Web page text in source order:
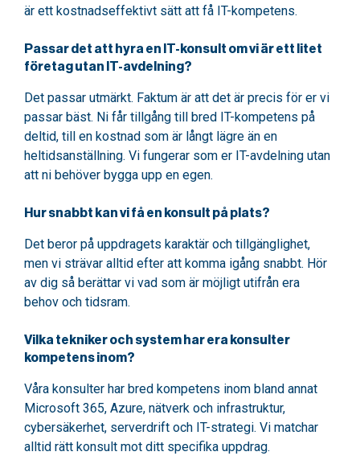
är ett kostnadseffektivt sätt att få IT-kompetens.
Passar det att hyra en IT-konsult om vi är ett litet
företag utan IT-avdelning?
Det passar utmärkt. Faktum är att det är precis för er vi
passar bäst. Ni får tillgång till bred IT-kompetens på
deltid, till en kostnad som är långt lägre än en
heltidsanställning. Vi fungerar som er IT-avdelning utan
att ni behöver bygga upp en egen.
Hur snabbt kan vi få en konsult på plats?
Det beror på uppdragets karaktär och tillgänglighet,
men vi strävar alltid efter att komma igång snabbt. Hör
av dig så berättar vi vad som är möjligt utifrån era
behov och tidsram.
Vilka tekniker och system har era konsulter
kompetens inom?
Våra konsulter har bred kompetens inom bland annat
Microsoft 365, Azure, nätverk och infrastruktur,
cybersäkerhet, serverdrift och IT-strategi. Vi matchar
alltid rätt konsult mot ditt specifika uppdrag.